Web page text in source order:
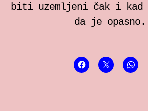
biti uzemljeni čak i kad
da je opasno.